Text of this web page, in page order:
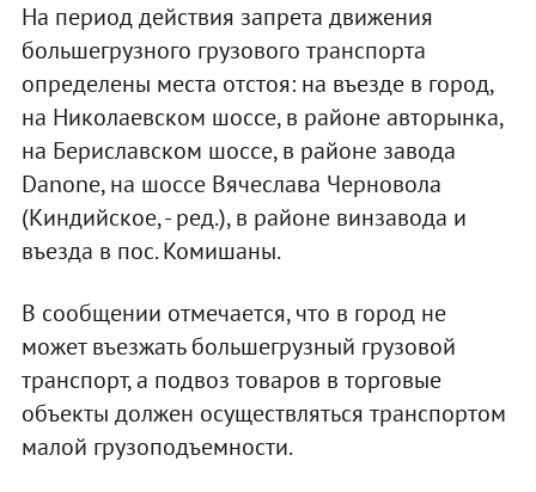
На период действия запрета движения
большегрузного грузового транспорта
определены места отстоя: на въезде в город,
на Николаевском шоссе, в районе авторынка,
на Бериславском шоссе, в районе завода
Danone, на шоссе Вячеслава Черновола
(Киндийское, - ред.), в районе винзавода и
въезда в пос. Комишаны.
В сообщении отмечается, что в город не
может въезжать большегрузный грузовой
транспорт, а подвоз товаров в торговые
объекты должен осуществляться транспортом
малой грузоподъемности.